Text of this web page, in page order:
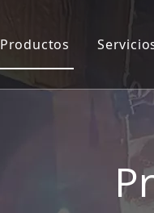
Productos
Coordinador de
Cerraduras de las